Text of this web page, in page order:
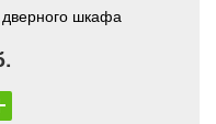
дверного шкафа